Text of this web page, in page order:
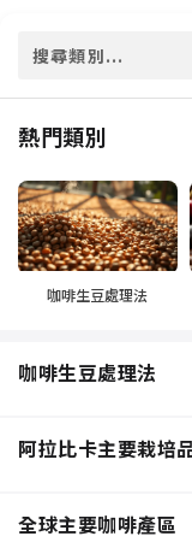
熱門類別
咖啡生豆處理法
咖啡生豆處理法
阿拉比卡主要栽培
全球主要咖啡產區